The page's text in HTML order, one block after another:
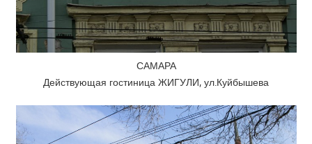
САМАРА
Действующая гостиница ЖИГУЛИ, ул.Куйбышева